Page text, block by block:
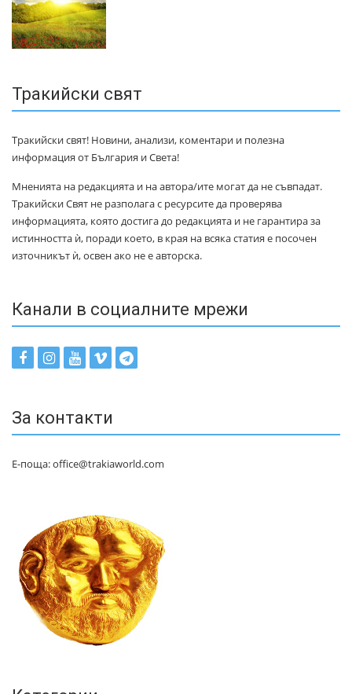
Тракийски свят
Тракийски свят! Новини, анализи, коментари и полезна
информация от България и Света!
Мненията на редакцията и на автора/ите могат да не съвпадат.
Тракийски Свят не разполага с ресурсите да проверява
информацията, която достига до редакцията и не гарантира за
истинността ѝ, поради което, в края на всяка статия е посочен
източникът ѝ, освен ако не е авторска.
Канали в социалните мрежи
За контакти
Е-поща: office@trakiaworld.com